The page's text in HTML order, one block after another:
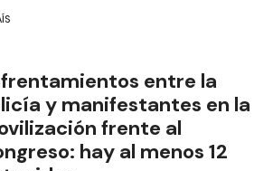
entre la
y manifestantes en la
frente al
hay al menos 12